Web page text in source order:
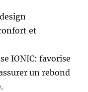
et
IONIC: favorise
un rebond